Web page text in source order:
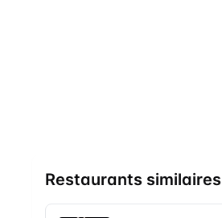
Restaurants similaires